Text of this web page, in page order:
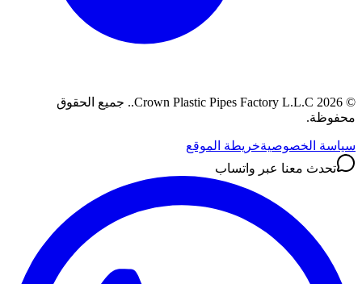
©
2026
Crown Plastic Pipes Factory L.L.C.
. جميع الحقوق
محفوظة.
سياسة الخصوصيةخريطة الموقع
تحدث معنا عبر واتساب